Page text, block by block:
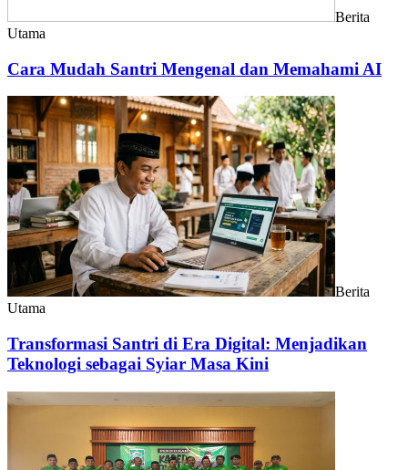
Berita
Utama
Cara Mudah Santri Mengenal dan Memahami AI
Berita
Utama
Transformasi Santri di Era Digital: Menjadikan
Teknologi sebagai Syiar Masa Kini